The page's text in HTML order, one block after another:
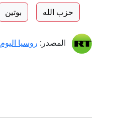
حزب الله بوتين
المصدر: روسيا اليوم